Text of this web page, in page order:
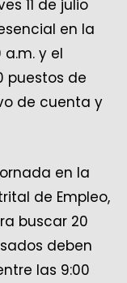
11 de julio
en la
a.m. y el
puestos de
de cuenta y
en la
de Empleo,
buscar 20
deben
las 9:00